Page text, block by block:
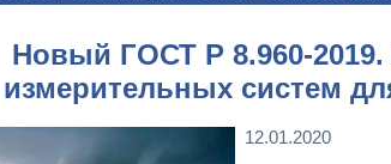
Новый ГОСТ Р 8.960-2019.
измерительных систем
12.01.2020